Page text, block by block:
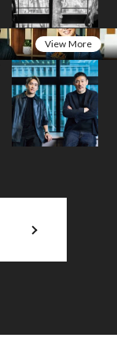
View More